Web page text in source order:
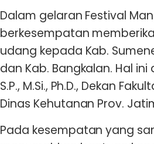
Dalam gelaran Festival
berkesempatan
udang kepada Kab.
dan Kab. Bangkalan. Hal
S.P., M.Si., Ph.D., Dekan
Dinas Kehutanan Prov.
Pada kesempatan yang